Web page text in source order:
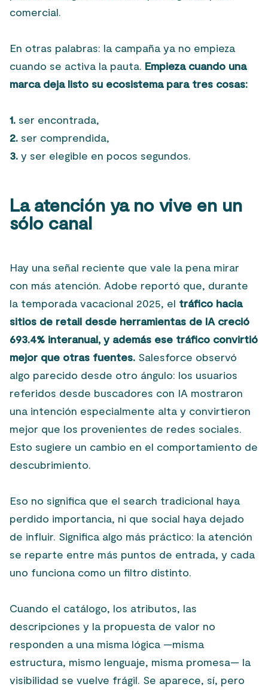
comercial.
En otras palabras: la campaña ya no empieza
cuando se activa la pauta. Empieza cuando una
marca deja listo su ecosistema para tres cosas:
1. ser encontrada,
2. ser comprendida,
3. y ser elegible en pocos segundos.
La atención ya no vive en un
sólo canal
Hay una señal reciente que vale la pena mirar
con más atención. Adobe reportó que, durante
la temporada vacacional 2025, el tráfico hacia
sitios de retail desde herramientas de IA creció
693.4% interanual, y además ese tráfico convirtió
mejor que otras fuentes. Salesforce observó
algo parecido desde otro ángulo: los usuarios
referidos desde buscadores con IA mostraron
una intención especialmente alta y convirtieron
mejor que los provenientes de redes sociales.
Esto sugiere un cambio en el comportamiento de
descubrimiento.
Eso no significa que el search tradicional haya
perdido importancia, ni que social haya dejado
de influir. Significa algo más práctico: la atención
se reparte entre más puntos de entrada, y cada
uno funciona como un filtro distinto.
Cuando el catálogo, los atributos, las
descripciones y la propuesta de valor no
responden a una misma lógica —misma
estructura, mismo lenguaje, misma promesa— la
visibilidad se vuelve frágil. Se aparece, sí, pero